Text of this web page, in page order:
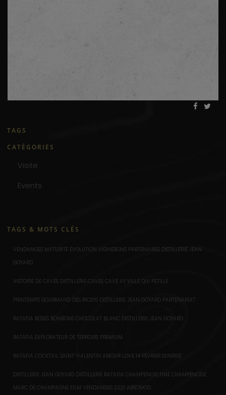
TAGS
CATÉGORIES
Visite
Events
TAGS & MOTS CLÉS
VENDANGES MATURITÉ ÉVOLUTION VIGNERONS PARTENAIRES DISTILLERIE JEAN
GOYARD
HISTOIRE DE CAVES DISTILLERIE CAVES CAVE AY VILLE QUI PETILLE
PRINTEMPS GOURMAND DES RICEYS DISTILLERIE JEAN GOYARD PARTENARIAT
RATAFIA ROSES BONBONS CHOCOLAT BLANC DISTILLERIE JEAN GOYARD
RATAFIA EXPLORATEUR DE TERROIRS PREMIUM
RATAFIA COCKTAIL SAINT-VALENTIN AMOUR LOVE 14 FEVRIER SUNRISE
DISTILLERIE JEAN GOYARD DISTILLERIE RATAFIA CHAMPENOIS FINE CHAMPENOISE
MARC DE CHAMPAGNE FILM VENDANGES 2021 ABSOMOD